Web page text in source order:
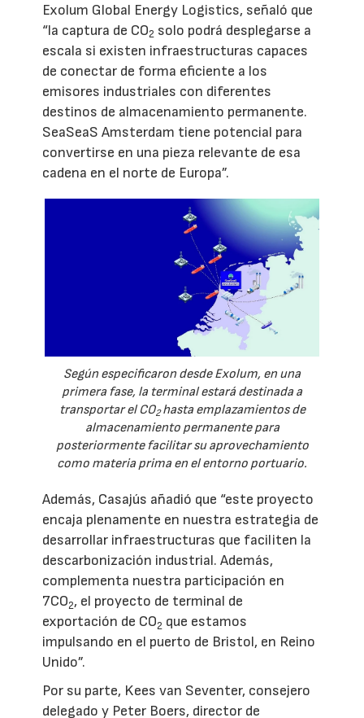
Exolum Global Energy Logistics, señaló que
“la captura de CO2 solo podrá desplegarse a
escala si existen infraestructuras capaces
de conectar de forma eficiente a los
emisores industriales con diferentes
destinos de almacenamiento permanente.
SeaSeaS Amsterdam tiene potencial para
convertirse en una pieza relevante de esa
cadena en el norte de Europa”.
Según especificaron desde Exolum, en una
primera fase, la terminal estará destinada a
transportar el CO2hasta emplazamientos de
almacenamiento permanente para
posteriormente facilitar su aprovechamiento
como materia prima en el entorno portuario.
Además, Casajús añadió que “este proyecto
encaja plenamente en nuestra estrategia de
desarrollar infraestructuras que faciliten la
descarbonización industrial. Además,
complementa nuestra participación en
7CO2, el proyecto de terminal de
exportación de CO2 que estamos
impulsando en el puerto de Bristol, en Reino
Unido”.
Por su parte, Kees van Seventer, consejero
delegado y Peter Boers, director de